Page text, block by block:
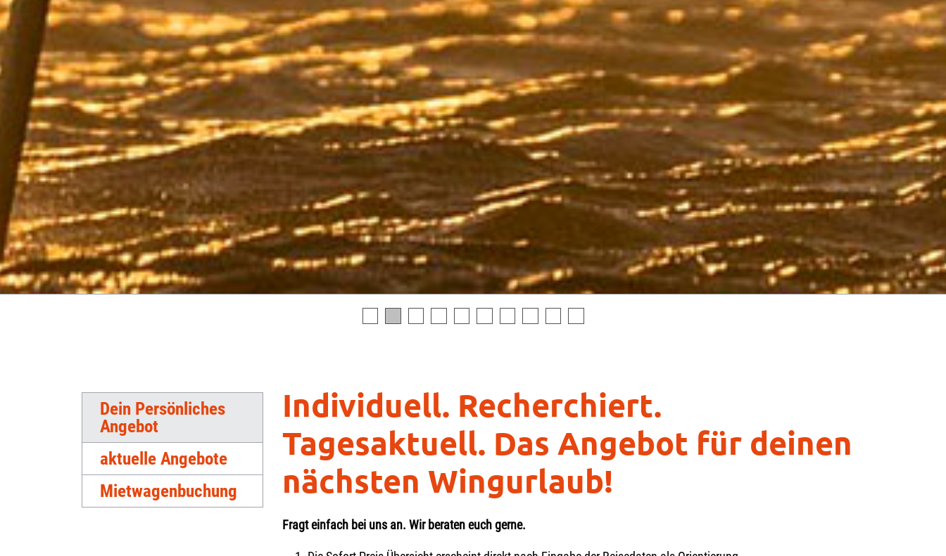
Dein Persönliches
Angebot
aktuelle Angebote
Mietwagenbuchung
Individuell. Recherchiert.
Tagesaktuell. Das Angebot für deinen
nächsten Wingurlaub!
Fragt einfach bei uns an. Wir beraten euch gerne.